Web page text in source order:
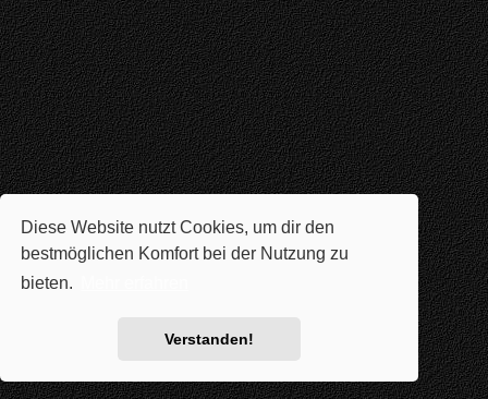
Diese Website nutzt Cookies, um dir den
bestmöglichen Komfort bei der Nutzung zu
bieten.
Verstanden!